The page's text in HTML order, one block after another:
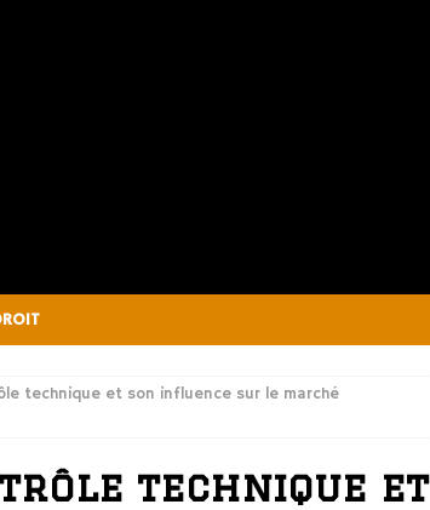
technique et son influence sur le marché
technique et